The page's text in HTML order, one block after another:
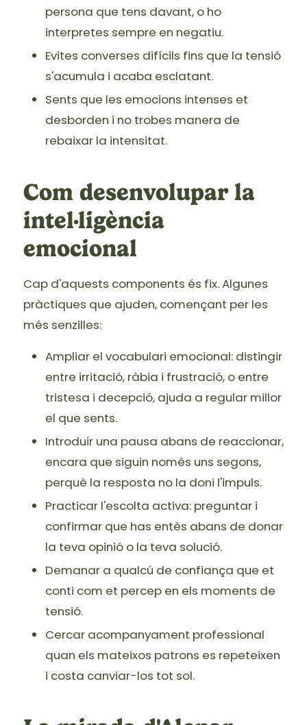
persona que tens davant, o ho
interpretes sempre en negatiu.
Evites converses difícils fins que la tensió
s'acumula i acaba esclatant.
Sents que les emocions intenses et
desborden i no trobes manera de
rebaixar la intensitat.
Com desenvolupar la
intel·ligència
emocional
Cap d'aquests components és fix. Algunes
pràctiques que ajuden, començant per les
més senzilles:
Ampliar el vocabulari emocional: distingir
entre irritació, ràbia i frustració, o entre
tristesa i decepció, ajuda a regular millor
el que sents.
Introduir una pausa abans de reaccionar,
encara que siguin només uns segons,
perquè la resposta no la doni l'impuls.
Practicar l'escolta activa: preguntar i
confirmar que has entès abans de donar
la teva opinió o la teva solució.
Demanar a qualcú de confiança que et
conti com et percep en els moments de
tensió.
Cercar acompanyament professional
quan els mateixos patrons es repeteixen
i costa canviar-los tot sol.